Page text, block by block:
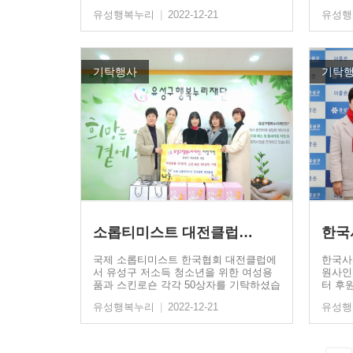
유성행복누리 2022-12-21 유성
기탁행사
소롭티미스트 대전클럽…
국제 소롭티미스트 한국협회 대전클럽에
서 유성구 저소득 청소년을 위한 여성용
품과 스킨로숀 각각 50상자를 기탁하셨습
유성행복누리
2022-12-21
기탁
한국
원사
터 후
유성